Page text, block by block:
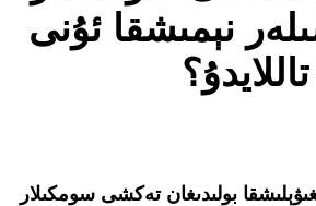
نېمىشقا ئۇنى
تاللايدۇ؟
بولىدىغان تەكشى سومكىلار